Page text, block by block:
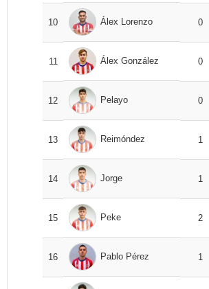
10 Álex Lorenzo 0
11 Álex González 0
12 Pelayo 0
13 Reimóndez 1
14 Jorge 1
15 Peke 2
16 Pablo Pérez 1